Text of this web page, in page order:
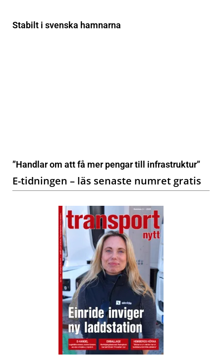
Stabilt i svenska hamnarna
”Handlar om att få mer pengar till infrastruktur”
E-tidningen – läs senaste numret gratis